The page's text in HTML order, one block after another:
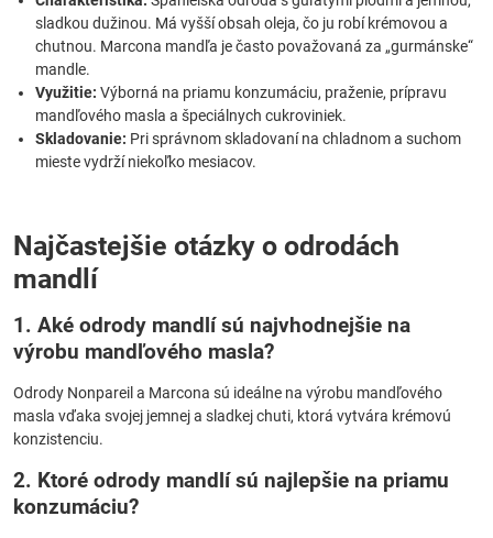
sladkou dužinou. Má vyšší obsah oleja, čo ju robí krémovou a
chutnou. Marcona mandľa je často považovaná za „gurmánske“
mandle.
Využitie: Výborná na priamu konzumáciu, praženie, prípravu
mandľového masla a špeciálnych cukroviniek.
Skladovanie: Pri správnom skladovaní na chladnom a suchom
mieste vydrží niekoľko mesiacov.
Najčastejšie otázky o odrodách
mandlí
1. Aké odrody mandlí sú najvhodnejšie na
výrobu mandľového masla?
Odrody Nonpareil a Marcona sú ideálne na výrobu mandľového
masla vďaka svojej jemnej a sladkej chuti, ktorá vytvára krémovú
konzistenciu.
2. Ktoré odrody mandlí sú najlepšie na priamu
konzumáciu?